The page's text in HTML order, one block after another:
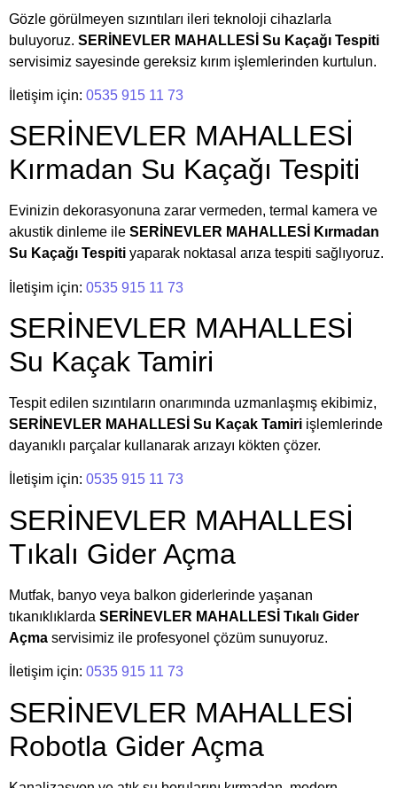
Gözle görülmeyen sızıntıları ileri teknoloji cihazlarla
buluyoruz. SERİNEVLER MAHALLESİ Su Kaçağı Tespiti
servisimiz sayesinde gereksiz kırım işlemlerinden kurtulun.
İletişim için: 0535 915 11 73
SERİNEVLER MAHALLESİ
Kırmadan Su Kaçağı Tespiti
Evinizin dekorasyonuna zarar vermeden, termal kamera ve
akustik dinleme ile SERİNEVLER MAHALLESİ Kırmadan
Su Kaçağı Tespiti yaparak noktasal arıza tespiti sağlıyoruz.
İletişim için: 0535 915 11 73
SERİNEVLER MAHALLESİ
Su Kaçak Tamiri
Tespit edilen sızıntıların onarımında uzmanlaşmış ekibimiz,
SERİNEVLER MAHALLESİ Su Kaçak Tamiri işlemlerinde
dayanıklı parçalar kullanarak arızayı kökten çözer.
İletişim için: 0535 915 11 73
SERİNEVLER MAHALLESİ
Tıkalı Gider Açma
Mutfak, banyo veya balkon giderlerinde yaşanan
tıkanıklıklarda SERİNEVLER MAHALLESİ Tıkalı Gider
Açma servisimiz ile profesyonel çözüm sunuyoruz.
İletişim için: 0535 915 11 73
SERİNEVLER MAHALLESİ
Robotla Gider Açma